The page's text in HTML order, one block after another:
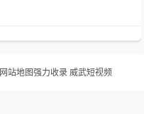
网站地图强力收录 威武短视频